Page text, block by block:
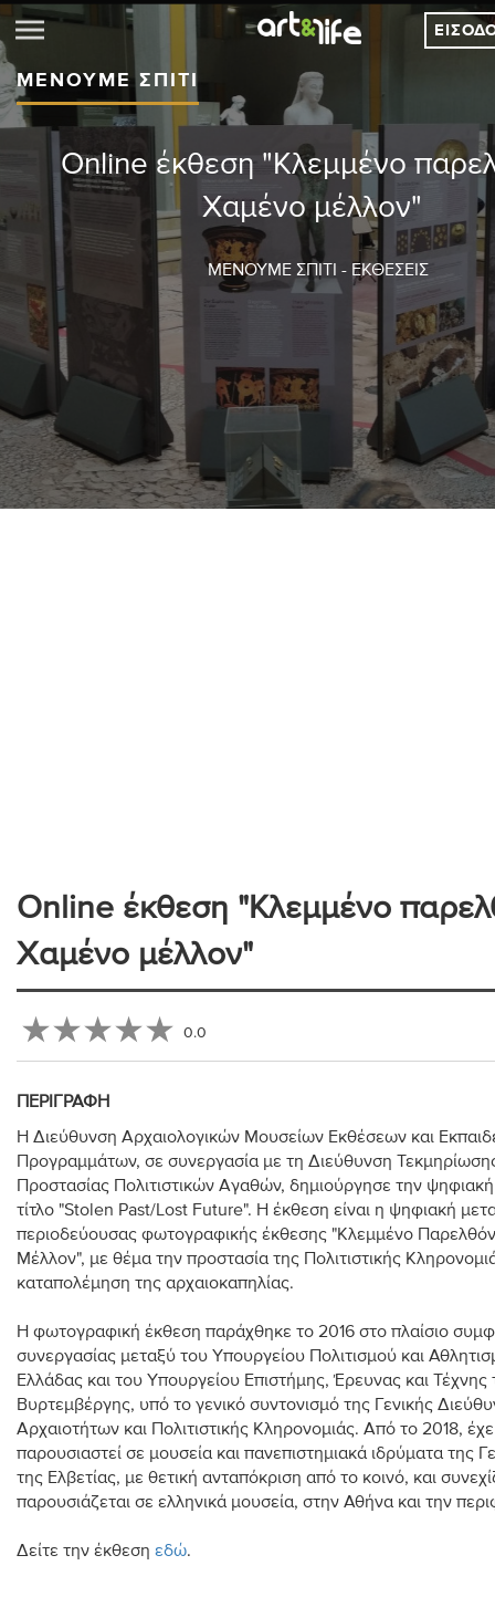
ΜΈΝΟΥΜΕ ΣΠΊΤΙ
Online έκθεση "Κλεμμένο
Χαμένο μέλλον"
ΜΈΝΟΥΜΕ ΣΠΊΤΙ - ΕΚΘΈΣΕΙΣ
Online έκθεση "Κλεμμένο
Χαμένο μέλλον"
0.0
ΠΕΡΙΓΡΑΦΉ
Η Διεύθυνση Αρχαιολογικών Μουσείων Εκθέσεων και
Προγραμμάτων, σε συνεργασία με τη Διεύθυνση
Προστασίας Πολιτιστικών Αγαθών, δημιούργησε την
τίτλο "Stolen Past/Lost Future". Η έκθεση είναι η ψηφιακή
περιοδεύουσας φωτογραφικής έκθεσης "Κλεμμένο
Μέλλον", με θέμα την προστασία της Πολιτιστικής
καταπολέμηση της αρχαιοκαπηλίας.
Η φωτογραφική έκθεση παράχθηκε το 2016 στο πλαίσιο
συνεργασίας μεταξύ του Υπουργείου Πολιτισμού και
Ελλάδας και του Υπουργείου Επιστήμης, Έρευνας και
Βυρτεμβέργης, υπό το γενικό συντονισμό της Γενικής
Αρχαιοτήτων και Πολιτιστικής Κληρονομιάς. Από το 2018,
παρουσιαστεί σε μουσεία και πανεπιστημιακά ιδρύματα της
της Ελβετίας, με θετική ανταπόκριση από το κοινό, και
παρουσιάζεται σε ελληνικά μουσεία, στην Αθήνα και την
Δείτε την έκθεση εδώ.